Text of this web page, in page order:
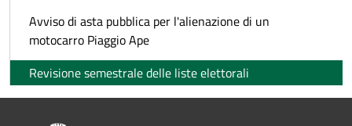
Avviso di asta pubblica per l'alienazione di un
motocarro Piaggio Ape
Revisione semestrale delle liste elettorali